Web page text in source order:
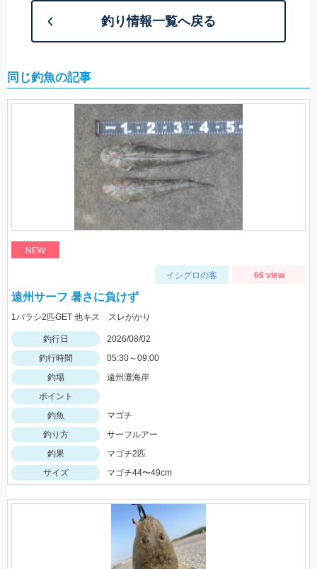
釣り情報一覧へ戻る
同じ釣魚の記事
NEW
イシグロの客 66 view
遠州サーフ 暑さに負けず
1バラシ2匹GET 他キス スレがかり
釣行日
2026/08/02
釣行時間
05:30～09:00
釣場
遠州灘海岸
ポイント
釣魚
マゴチ
釣り方
サーフルアー
釣果
マゴチ2匹
サイズ
マゴチ44〜49cm